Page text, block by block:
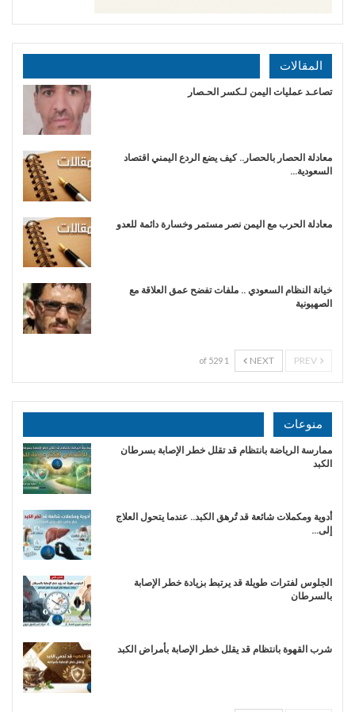
المقالات
تصاعـد عمليات اليمن لـكسر الحـصار
معادلة الحصار بالحصار.. كيف يضع الردع اليمني اقتصاد
السعودية…
​معادلة الحرب مع اليمن نصر مستمر وخسارة دائمة للعدو
خيانة النظام السعودي .. ملفات تفضح عمق العلاقة مع
الصهيونية
NEXT
1 of 529
منوعات
ممارسة الرياضة بانتظام قد تقلل خطر الإصابة بسرطان
الكبد
أدوية ومكملات شائعة قد تُرهق الكبد.. عندما يتحول العلاج
إلى…
الجلوس لفترات طويلة قد يرتبط بزيادة خطر الإصابة
بالسرطان
شرب القهوة بانتظام قد يقلل خطر الإصابة بأمراض الكبد